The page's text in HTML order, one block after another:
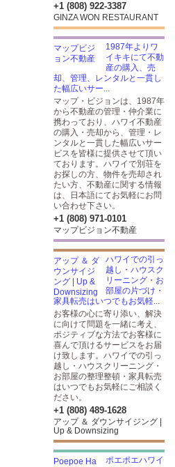
+1 (808) 922-3387
GINZA WON RESTAURANT
1987年よりワ
イキキにて不動
産の購入、売
却、管理、レンタルと一貫し
た幅広いサー...
マップ・ビジョンは、1987年
から不動産の管理・仲介業に
携わっており、ハワイ不動産
の購入・売却から、管理・レ
ンタルと一貫した幅広いサー
ビスを皆様に提供させて頂い
ております。ハワイで別荘を
お探しの方、物件を売却され
たい方、不動産に関する情報
は、日本語にてお気軽にお問
い合わせ下さい。
+1 (808) 971-0101
マップビジョン不動産
ハワイでの引っ
越し・ハウスク
リーニング・お
部屋の片づけ・
家具転売はいつでもお気軽...
お客様の⼼に寄り添い、解決
に向けて問題を一緒に考え、
ポジティブな方法でお客様に
喜んで頂けるサービスをお届
け致します。ハワイでの引っ
越し・ハウスクリーニング・
お部屋の整理整頓・家具転売
はいつでもお気軽にご相談く
ださい。
+1 (808) 489-1628
アップ ＆ ダウンサイジング |
Up & Downsizing
ポエポエハワイ